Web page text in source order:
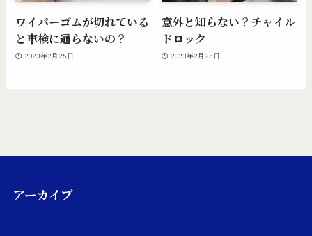
ワイパーゴムが切れている
と車検に通らないの？
2023年2月25日
意外と知らない？チャイル
ドロック
2023年2月25日
アーカイブ